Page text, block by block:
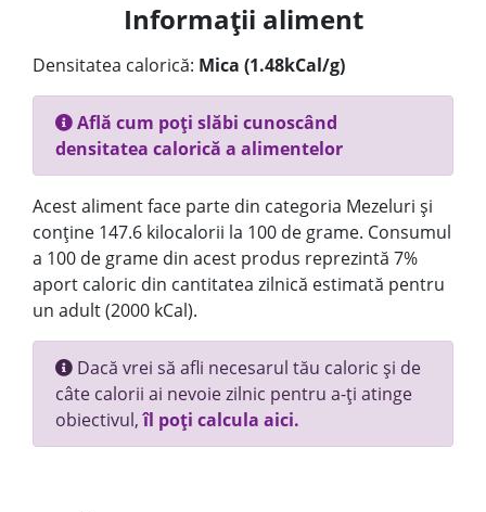
Informații aliment
Densitatea calorică: Mica (1.48kCal/g)
Află cum poți slăbi cunoscând
densitatea calorică a alimentelor
Acest aliment face parte din categoria Mezeluri și
conține 147.6 kilocalorii la 100 de grame. Consumul
a 100 de grame din acest produs reprezintă 7%
aport caloric din cantitatea zilnică estimată pentru
un adult (2000 kCal).
Dacă vrei să afli necesarul tău caloric și de
câte calorii ai nevoie zilnic pentru a-ți atinge
obiectivul,îl poți calcula aici.